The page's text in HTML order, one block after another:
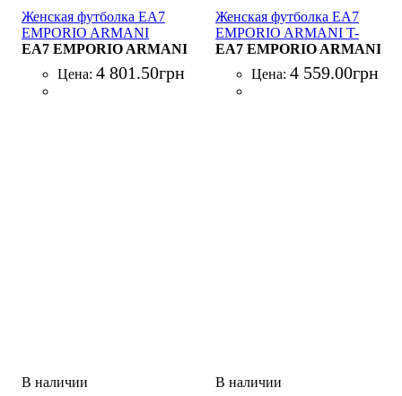
Женская футболка EA7
EMPORIO ARMANI
POLO SHIRT NERO
EA7 EMPORIO ARMANI
Цена: 4 801.50грн
Женская футболка EA7
EMPORIO ARMANI T-
SHIRT NERO
EA7 EMPORIO ARMANI
Цена: 4 559.00грн